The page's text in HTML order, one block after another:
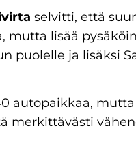
selvitti, että
mutta lisää
puolelle ja lisäksi
autopaikkaa,
merkittävästi